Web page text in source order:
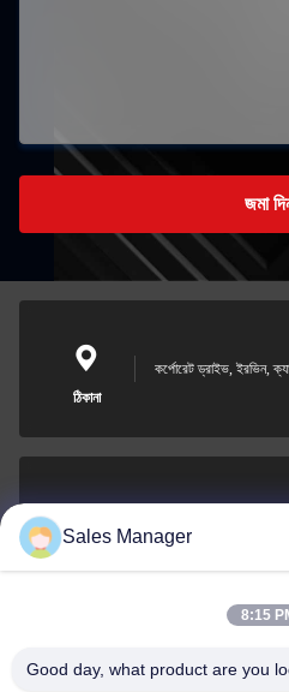
জমা
ঠিকানা
কর্পোরেট ড্রাইভ, ইরভিন,
001-512-7443871
Sales Manager
8:15
Good day, what product are you